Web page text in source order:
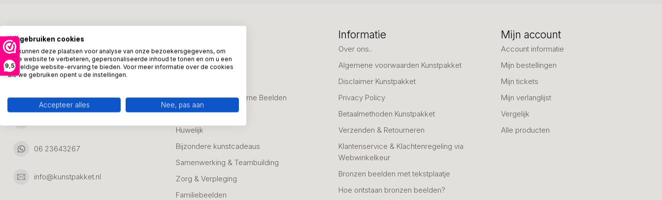
9,5
Kunstpakket Nederland
Adresgegevens:
Ambachtsweg 46
06 23643267
info@kunstpakket.nl
Zakelijke Cadeaus
Bedanken
Alle Bronzen & Moderne Beelden
Geslaagd
Huwelijk
Bijzondere kunstcadeaus
Samenwerking & Teambuilding
Zorg & Verpleging
Familiebeelden
Informatie
Over ons..
Algemene voorwaarden Kunstpakket
Disclaimer Kunstpakket
Privacy Policy
Betaalmethoden Kunstpakket
Verzenden & Retourneren
Klantenservice & Klachtenregeling via
Webwinkelkeur
Bronzen beelden met tekstplaatje
Hoe ontstaan bronzen beelden?
Mijn account
Account informatie
Mijn bestellingen
Mijn tickets
Mijn verlanglijst
Vergelijk
Alle producten
Wij gebruiken cookies
We kunnen deze plaatsen voor analyse van onze bezoekersgegevens, om
onze website te verbeteren, gepersonaliseerde inhoud te tonen en om u een
geweldige website-ervaring te bieden. Voor meer informatie over de cookies
die we gebruiken opent u de instellingen.
Accepteer alles Nee, pas aan